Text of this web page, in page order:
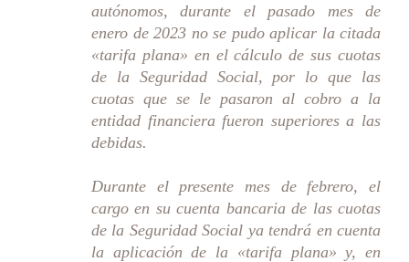
autónomos, durante el pasado mes de
enero de 2023 no se pudo aplicar la citada
«tarifa plana» en el cálculo de sus cuotas
de la Seguridad Social, por lo que las
cuotas que se le pasaron al cobro a la
entidad financiera fueron superiores a las
debidas.
Durante el presente mes de febrero, el
cargo en su cuenta bancaria de las cuotas
de la Seguridad Social ya tendrá en cuenta
la aplicación de la «tarifa plana» y, en